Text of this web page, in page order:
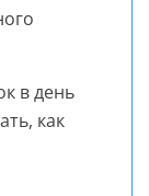
в день
как